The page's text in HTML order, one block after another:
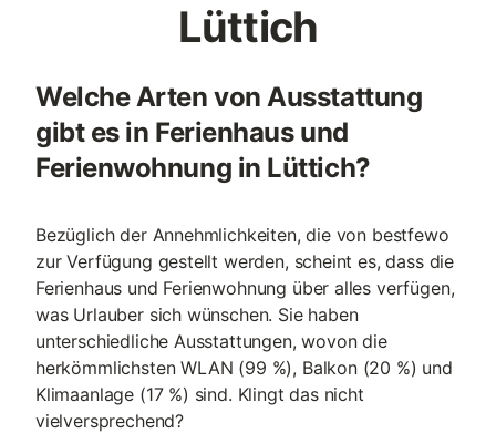
Lüttich
Welche Arten von Ausstattung
gibt es in Ferienhaus und
Ferienwohnung in Lüttich?
Bezüglich der Annehmlichkeiten, die von bestfewo
zur Verfügung gestellt werden, scheint es, dass die
Ferienhaus und Ferienwohnung über alles verfügen,
was Urlauber sich wünschen. Sie haben
unterschiedliche Ausstattungen, wovon die
herkömmlichsten WLAN (99 %), Balkon (20 %) und
Klimaanlage (17 %) sind. Klingt das nicht
vielversprechend?